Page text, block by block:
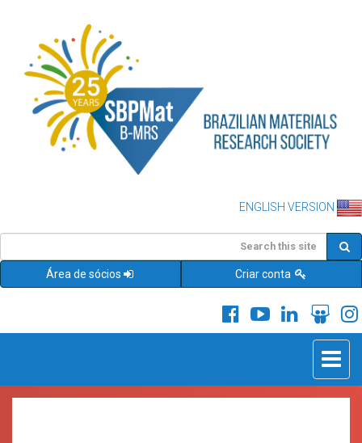
ENGLISH VERSION
Área de sócios Criar conta
Toggle